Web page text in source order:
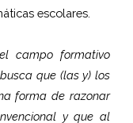
escolares.
campo formativo
que (las y) los
forma de razonar
y que al